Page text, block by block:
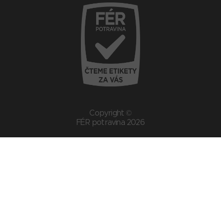
Copyright ©
FÉR potravina 2026